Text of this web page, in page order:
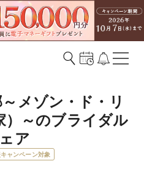
メゾン・ド・リ
）～のブライダル
ア
ャンペーン対象